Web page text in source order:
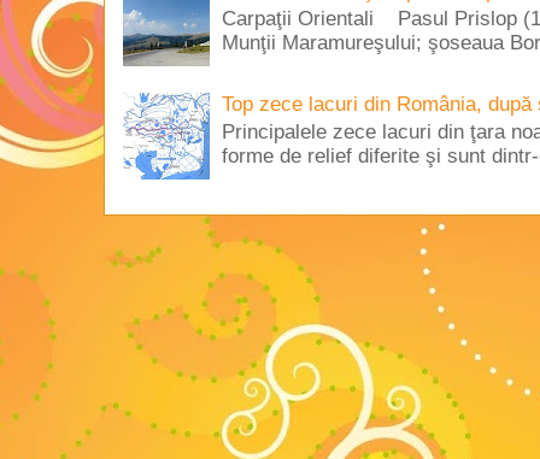
Carpaţii Orientali Pasul Prislop
Munţii Maramureşului; şoseaua
Top zece lacuri din România, după
Principalele zece lacuri din ţara
forme de relief diferite şi sunt